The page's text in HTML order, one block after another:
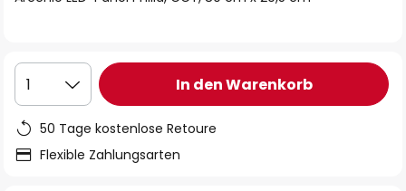
1 In den Warenkorb
50 Tage kostenlose Retoure
Flexible Zahlungsarten